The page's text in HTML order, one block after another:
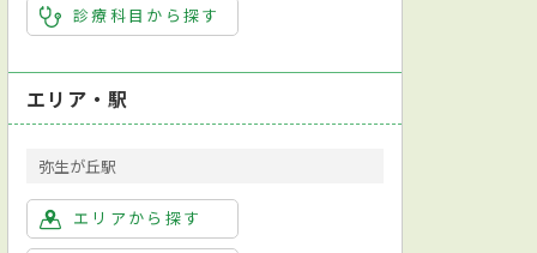
診療科目から探す
エリア・駅
弥生が丘駅
エリアから探す